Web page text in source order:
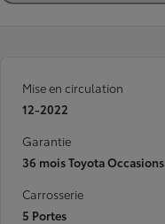
Mise en circulation
12-2022
Garantie
36 mois Toyota Occasions
Carrosserie
5 Portes